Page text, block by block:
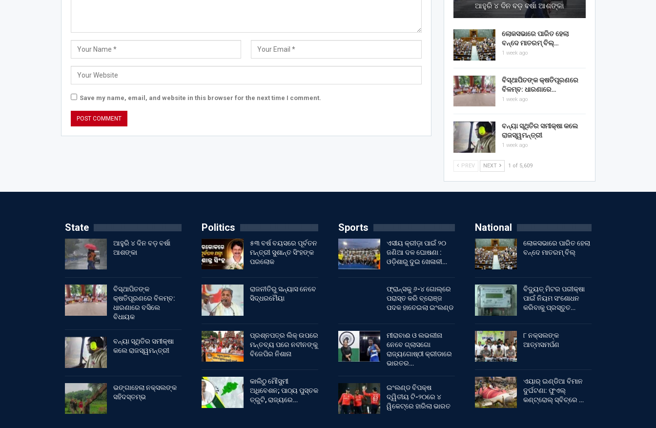
Save my name, email, and website in this browser for the next time I comment.
ଆହୁରି ୪ ଦିନ ବଡ଼ ବର୍ଷା ଆଶଙ୍କା
ଲୋକସଭାରେ ପାରିତ ହେଲା
ବନ୍ଦେ ମାତରମ୍‌ ବିଲ୍‌…
1 week ago
ବିସ୍ଥାପିତଙ୍କ କ୍ଷତିପୂରଣରେ
ବିଳମ୍ବ: ଧାରଣାରେ…
1 week ago
ବନ୍ୟା ସ୍ଥିତିର ସମୀକ୍ଷା କଲେ
ରାଜସ୍ୱମନ୍ତ୍ରୀ
1 week ago
PREV NEXT 1 of 5,609
State
ଆହୁରି ୪ ଦିନ ବଡ଼ ବର୍ଷା
ଆଶଙ୍କା
ବିସ୍ଥାପିତଙ୍କ
କ୍ଷତିପୂରଣରେ ବିଳମ୍ବ:
ଧାରଣାରେ ବସିଲେ
ବିଧାୟକ
ବନ୍ୟା ସ୍ଥିତିର ସମୀକ୍ଷା
କଲେ ରାଜସ୍ୱମନ୍ତ୍ରୀ
ଭଙ୍ଗାହେଲା ନକ୍ସଲଙ୍କ
ସହିଦସ୍ତମ୍ଭ
Politics
୫୩ ବର୍ଷ ବୟସରେ ପୂର୍ବତନ
ମନ୍ତ୍ରୀ ସୁଶାନ୍ତ ସିଂହଙ୍କ
ପରଲୋକ
ରାଜନୀତିରୁ ସନ୍ୟାସ ନେବେ
ସିଦ୍ଧରମୈୟା
ପ୍ରଶ୍ନପତ୍ର ଲିକ୍ ଉପରେ
ମନ୍ତବ୍ୟ ପରେ ନବୀନଙ୍କୁ
ବିଜେପିର ନିଶାନା
କାଲିଠୁ ମୌସୁମୀ
ଅଧିବେଶନ; ପାଠ୍ୟ ପୁସ୍ତକ
ତ୍ରୁଟି, ରାଜ୍ୟରେ…
Sports
ଏସୀୟ କ୍ରୀଡ଼ା ପାଇଁ ୨୦
ଜଣିଆ ଦଳ ଘୋଷଣା :
ଓଡ଼ିଶାରୁ ଦୁଇ ଖେଳାଳୀ…
ଫ୍ରାନ୍ସକୁ ୬-୪ ଗୋଲ୍‌ରେ
ପରାସ୍ତ କରି ବ୍ରୋଞ୍ଜ
ପଦକ ହାତେଇଲା ଇଂଲଣ୍ଡ
ମୀରାବାଈ ଓ ଲଭଲୀନା
ନେବେ ଗ୍ଲାସଗୋ
ରାଜ୍ୟଗୋଷ୍ଠୀ କ୍ରୀଡାରେ
ଭାରତର…
ଇଂଲଣ୍ଡ ବିପକ୍ଷ
ଦ୍ୱିତୀୟ ଟି-୨୦ରେ ୪
ୱିକେଟ୍‌ରେ ହାରିଲା ଭାରତ
National
ଲୋକସଭାରେ ପାରିତ ହେଲା
ବନ୍ଦେ ମାତରମ୍‌ ବିଲ୍‌
ବିଦ୍ୟୁତ୍ ମିଟର ପରୀକ୍ଷା
ପାଇଁ ନିୟମ ସଂଶୋଧନ
କରିବାକୁ ପ୍ରସ୍ତୁତ…
୮ ନକ୍ସଲଙ୍କ
ଆତ୍ମସମର୍ପଣ
ଏୟାର୍ ଇଣ୍ଡିଆ ବିମାନ
ଦୁର୍ଘଟଣା: ଫୁଏଲ୍‌
କଣ୍ଟ୍ରୋଲ୍‌ ସ୍ବିଚ୍‌ରେ …